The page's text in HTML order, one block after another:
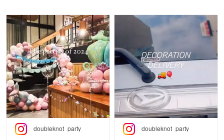
doubleknot_party
doubleknot_party